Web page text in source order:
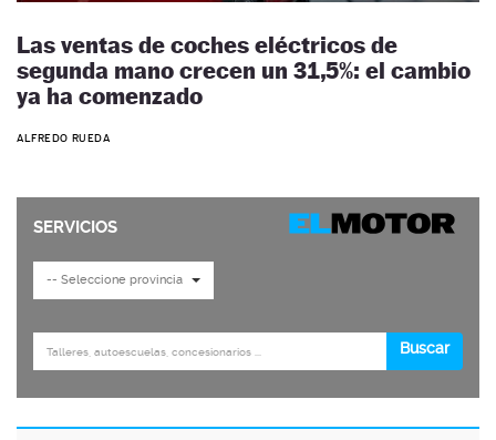
Las ventas de coches eléctricos de
segunda mano crecen un 31,5%: el cambio
ya ha comenzado
ALFREDO RUEDA